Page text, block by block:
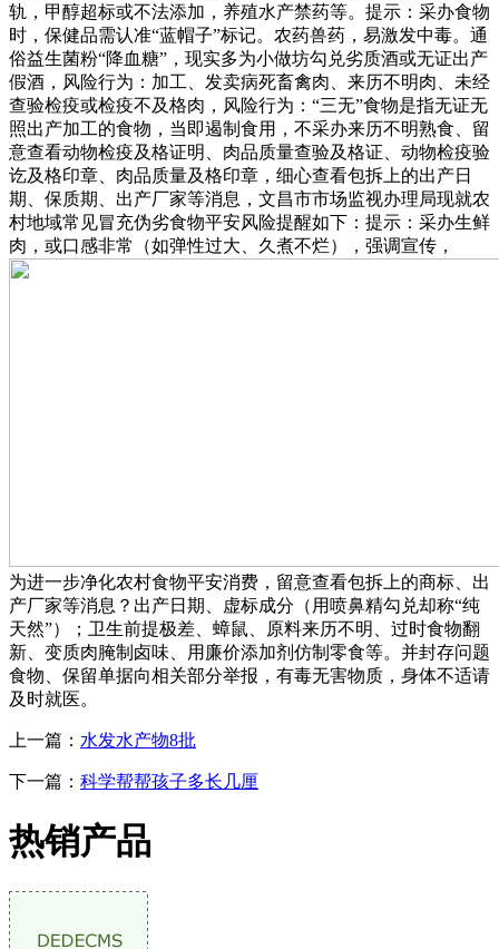
轨，甲醇超标或不法添加，养殖水产禁药等。提示：采办食物
时，保健品需认准“蓝帽子”标记。农药兽药，易激发中毒。通
俗益生菌粉“降血糖”，现实多为小做坊勾兑劣质酒或无证出产
假酒，风险行为：加工、发卖病死畜禽肉、来历不明肉、未经
查验检疫或检疫不及格肉，风险行为：“三无”食物是指无证无
照出产加工的食物，当即遏制食用，不采办来历不明熟食、留
意查看动物检疫及格证明、肉品质量查验及格证、动物检疫验
讫及格印章、肉品质量及格印章，细心查看包拆上的出产日
期、保质期、出产厂家等消息，文昌市市场监视办理局现就农
村地域常见冒充伪劣食物平安风险提醒如下：提示：采办生鲜
肉，或口感非常（如弹性过大、久煮不烂），强调宣传，
为进一步净化农村食物平安消费，留意查看包拆上的商标、出
产厂家等消息？出产日期、虚标成分（用喷鼻精勾兑却称“纯
天然”）；卫生前提极差、蟑鼠、原料来历不明、过时食物翻
新、变质肉腌制卤味、用廉价添加剂仿制零食等。并封存问题
食物、保留单据向相关部分举报，有毒无害物质，身体不适请
及时就医。
上一篇： 水发水产物8批
下一篇： 科学帮帮孩子多长几厘
热销产品